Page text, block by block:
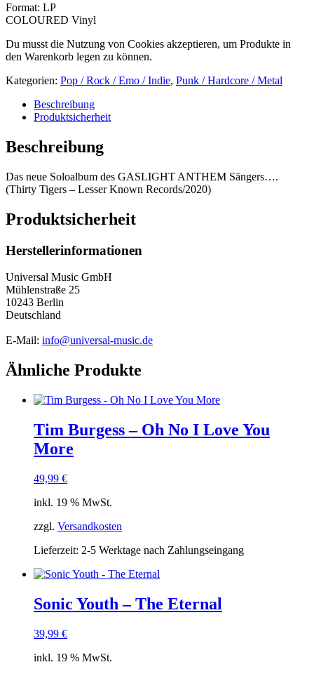
Format: LP
COLOURED Vinyl
Du musst die Nutzung von Cookies akzeptieren, um Produkte in
den Warenkorb legen zu können.
Kategorien: Pop / Rock / Emo / Indie, Punk / Hardcore / Metal
Beschreibung
Produktsicherheit
Beschreibung
Das neue Soloalbum des GASLIGHT ANTHEM Sängers….
(Thirty Tigers – Lesser Known Records/2020)
Produktsicherheit
Herstellerinformationen
Universal Music GmbH
Mühlenstraße 25
10243 Berlin
Deutschland
E-Mail: info@universal-music.de
Ähnliche Produkte
Tim Burgess – Oh No I Love You
More
49,99 €
inkl. 19 % MwSt.
zzgl. Versandkosten
Lieferzeit: 2-5 Werktage nach Zahlungseingang
Sonic Youth – The Eternal
39,99 €
inkl. 19 % MwSt.